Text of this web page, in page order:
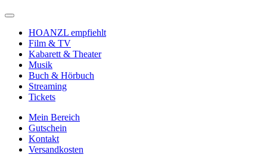
HOANZL empfiehlt
Film & TV
Kabarett & Theater
Musik
Buch & Hörbuch
Streaming
Tickets
Mein Bereich
Gutschein
Kontakt
Versandkosten